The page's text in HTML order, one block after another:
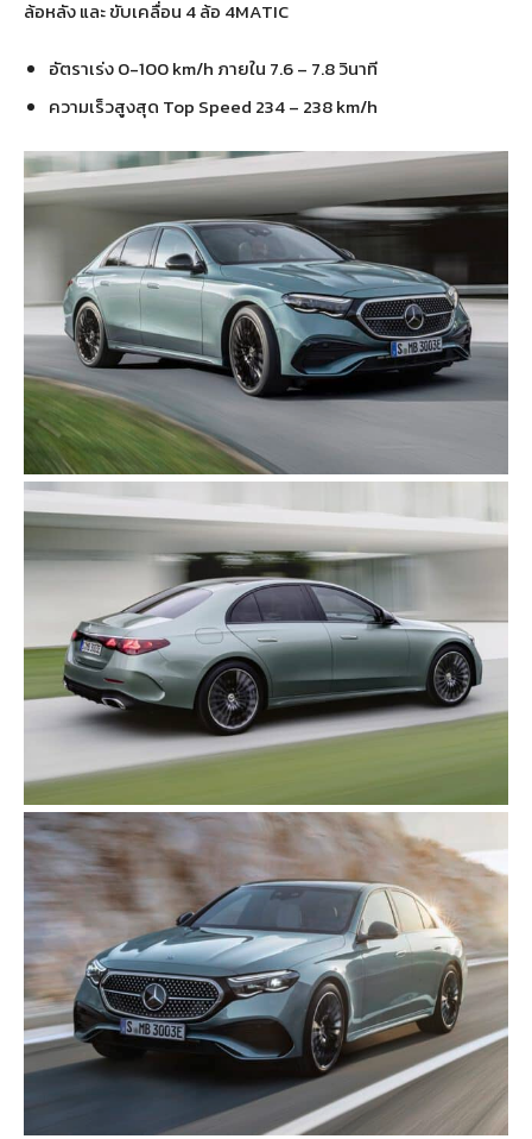
ล้อหลัง และ ขับเคลื่อน 4 ล้อ 4MATIC
อัตราเร่ง 0-100 km/h ภายใน 7.6 – 7.8 วินาที
ความเร็วสูงสุด Top Speed 234 – 238 km/h